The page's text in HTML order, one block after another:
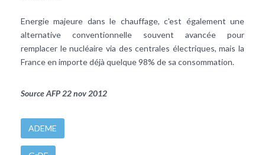
Energie majeure dans le chauffage, c'est également une
alternative conventionnelle souvent avancée pour
remplacer le nucléaire via des centrales électriques, mais la
France en importe déjà quelque 98% de sa consommation.
Source AFP 22 nov 2012
ADEME